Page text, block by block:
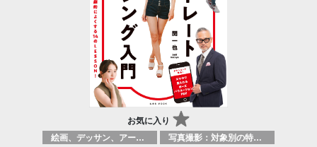
お気に入り
絵画、デッサン、アートマニュアル 写真撮影：対象別の特定のテクニック、原理